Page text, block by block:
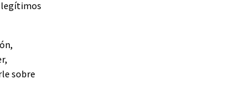
legítimos
sobre